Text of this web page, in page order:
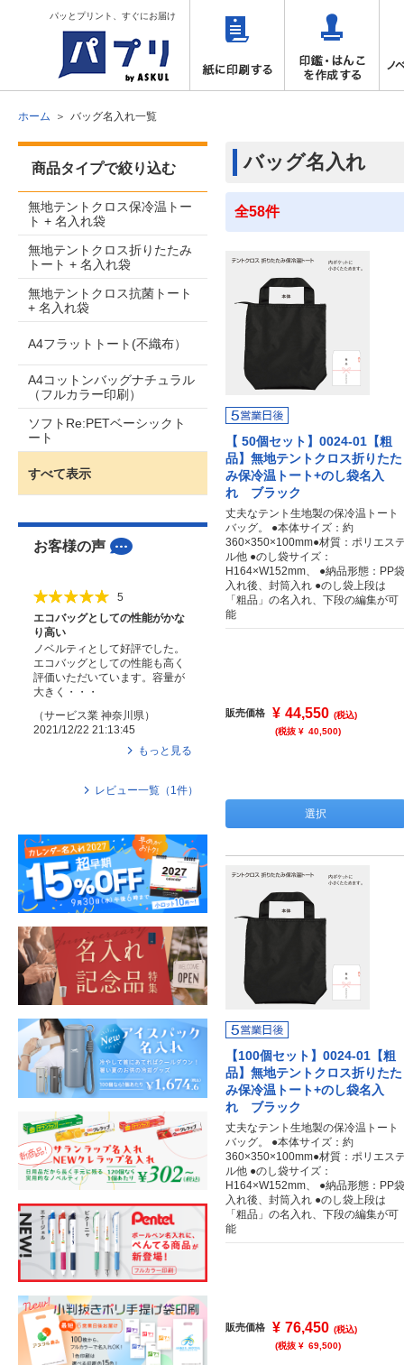
パッとプリント、すぐにお届け
ホーム バッグ名入れ一覧
バッグ名入れ
全58件
【 50個セット】0024-01【粗
品】無地テントクロス折りたた
み保冷温トート+のし袋名入
れ ブラック
丈夫なテント生地製の保冷温トート
バッグ。 ●本体サイズ：約
360×350×100mm●材質：ポリエス
ル他 ●のし袋サイズ：
H164×W152mm、 ●納品形態：PP袋
入れ後、封筒入れ ●のし袋上段は
「粗品」の名入れ、下段の編集が可
能
販売価格 ¥ 44,550 (税込)
(税抜 ¥ 40,500)
選択
【100個セット】0024-01【粗
品】無地テントクロス折りたた
み保冷温トート+のし袋名入
れ ブラック
丈夫なテント生地製の保冷温トート
バッグ。 ●本体サイズ：約
360×350×100mm●材質：ポリエス
ル他 ●のし袋サイズ：
H164×W152mm、 ●納品形態：PP袋
入れ後、封筒入れ ●のし袋上段は
「粗品」の名入れ、下段の編集が可
能
販売価格 ¥ 76,450 (税込)
(税抜 ¥ 69,500)
商品タイプで絞り込む
無地テントクロス保冷温トー
ト + 名入れ袋
無地テントクロス折りたたみ
トート + 名入れ袋
無地テントクロス抗菌トート
+ 名入れ袋
A4フラットトート(不織布）
A4コットンバッグナチュラル
（フルカラー印刷）
ソフトRe:PETベーシックト
ート
すべて表示
お客様の声
5
エコバッグとしての性能がかな
り高い
ノベルティとして好評でした。
エコバッグとしての性能も高く
評価いただいています。容量が
大きく・・・
（サービス業 神奈川県 ）
2021/12/22 21:13:45
もっと見る
レビュー一覧（ 1 件）